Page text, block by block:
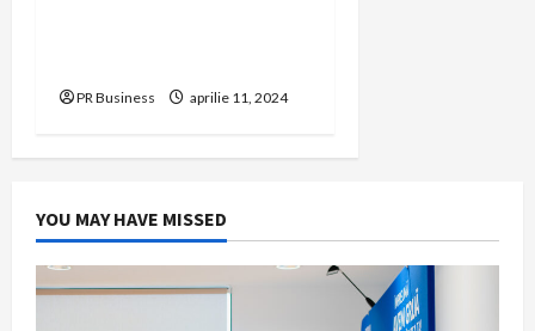
PR Business aprilie 11, 2024
YOU MAY HAVE MISSED